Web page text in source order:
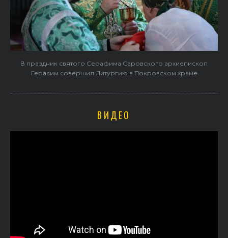
В праздник святого Серафима Саровского архиепископ
Герасим совершил Литургию в Покровском храме
ВИДЕО